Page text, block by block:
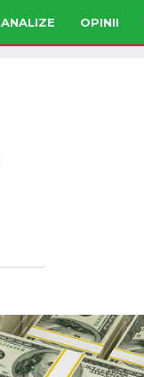
ANALIZE OPINII